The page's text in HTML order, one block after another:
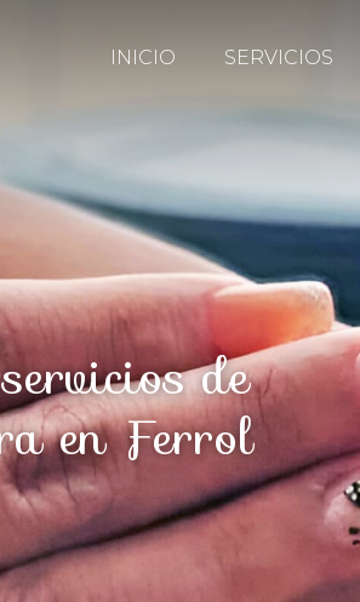
INICIO SERVICIOS
de
en Ferrol